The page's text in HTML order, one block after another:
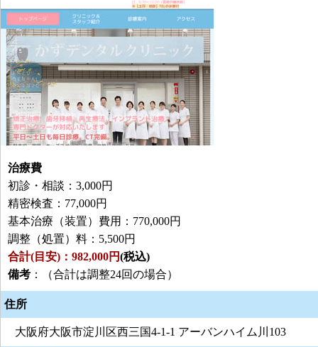
治療費
初診・相談：3,000円
精密検査：77,000円
基本治療（装置）費用：770,000円
調整（処置）料：5,500円
合計(目安)：982,000円(税込)
備考 ：（合計は調整24回の場合）
住所
大阪府大阪市淀川区西三国4-1-1 アーバンハイム川103